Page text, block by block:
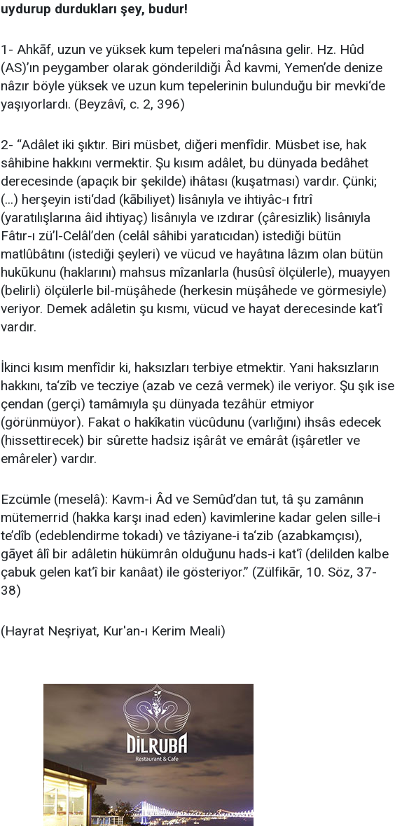
uydurup durdukları şey, budur!
1- Ahkāf, uzun ve yüksek kum tepeleri ma‘nâsına gelir. Hz. Hûd
(AS)’ın peygamber olarak gönderildiği Âd kavmi, Yemen’de denize
nâzır böyle yüksek ve uzun kum tepelerinin bulunduğu bir mevki‘de
yaşıyorlardı. (Beyzâvî, c. 2, 396)
2- “Adâlet iki şıktır. Biri müsbet, diğeri menfîdir. Müsbet ise, hak
sâhibine hakkını vermektir. Şu kısım adâlet, bu dünyada bedâhet
derecesinde (apaçık bir şekilde) ihâtası (kuşatması) vardır. Çünki;
(...) herşeyin isti‘dad (kābiliyet) lisânıyla ve ihtiyâc-ı fıtrî
(yaratılışlarına âid ihtiyaç) lisânıyla ve ızdırar (çâresizlik) lisânıyla
Fâtır-ı zü’l-Celâl’den (celâl sâhibi yaratıcıdan) istediği bütün
matlûbâtını (istediği şeyleri) ve vücud ve hayâtına lâzım olan bütün
hukūkunu (haklarını) mahsus mîzanlarla (husûsî ölçülerle), muayyen
(belirli) ölçülerle bil-müşâhede (herkesin müşâhede ve görmesiyle)
veriyor. Demek adâletin şu kısmı, vücud ve hayat derecesinde kat‘î
vardır.
İkinci kısım menfîdir ki, haksızları terbiye etmektir. Yani haksızların
hakkını, ta‘zîb ve tecziye (azab ve cezâ vermek) ile veriyor. Şu şık ise
çendan (gerçi) tamâmıyla şu dünyada tezâhür etmiyor
(görünmüyor). Fakat o hakîkatin vücûdunu (varlığını) ihsâs edecek
(hissettirecek) bir sûrette hadsiz işârât ve emârât (işâretler ve
emâreler) vardır.
Ezcümle (meselâ): Kavm-i Âd ve Semûd’dan tut, tâ şu zamânın
mütemerrid (hakka karşı inad eden) kavimlerine kadar gelen sille-i
te’dîb (edeblendirme tokadı) ve tâziyane-i ta‘zib (azabkamçısı),
gāyet âlî bir adâletin hükümrân olduğunu hads-i kat‘î (delilden kalbe
çabuk gelen kat‘î bir kanâat) ile gösteriyor.” (Zülfikār, 10. Söz, 37-
38)
(Hayrat Neşriyat, Kur'an-ı Kerim Meali)